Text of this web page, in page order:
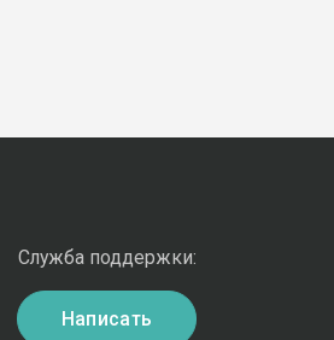
Служба поддержки:
Написать